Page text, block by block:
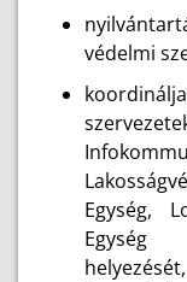
védelmi
Egység,
Egység